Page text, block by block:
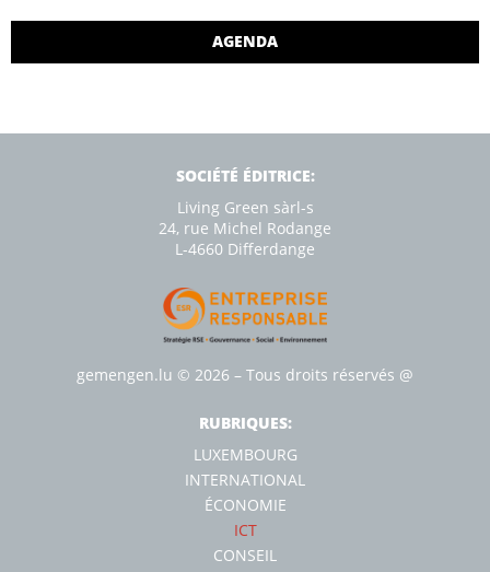
AGENDA
SOCIÉTÉ ÉDITRICE:
Living Green sàrl-s
24, rue Michel Rodange
L-4660 Diﬀerdange
gemengen.lu © 2026 – Tous droits réservés @
RUBRIQUES:
LUXEMBOURG
INTERNATIONAL
ÉCONOMIE
ICT
CONSEIL